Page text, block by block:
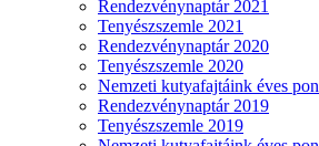
Rendezvénynaptár 2021
Tenyészszemle 2021
Rendezvénynaptár 2020
Tenyészszemle 2020
Nemzeti kutyafajtáink éves
Rendezvénynaptár 2019
Tenyészszemle 2019